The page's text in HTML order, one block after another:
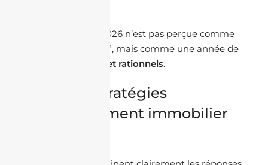
2026 n’est pas perçue comme
une année de “rush”, mais comme une année de
choix stratégiques et rationnels.
2. Quelles stratégies
d’investissement immobilier